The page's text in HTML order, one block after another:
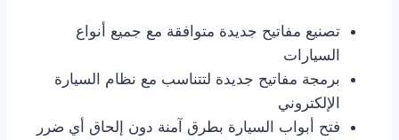
تصنيع مفاتيح جديدة متوافقة مع جميع أنواع
السيارات
برمجة مفاتيح جديدة لتتناسب مع نظام السيارة
الإلكتروني
فتح أبواب السيارة بطرق آمنة دون إلحاق أي ضرر